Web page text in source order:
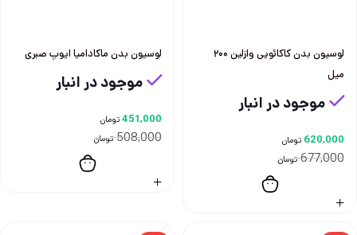
لوسیون بدن کاکائویی وازلین ۲۰۰
میل
موجود در انبار
677,000 تومان
620,000 تومان
لوسیون بدن ماکادامیا ایوپ صبری
موجود در انبار
508,000 تومان
451,000تومان